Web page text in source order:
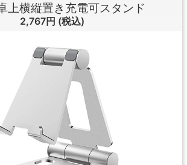
上横縦置き充電可スタンド
2,767円 (税込)